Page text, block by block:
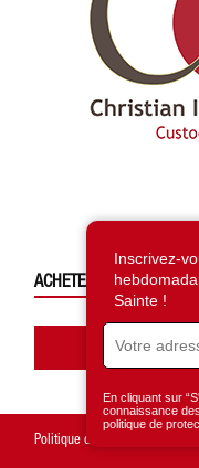
ACHETEZ CE NUMÉRO
Inscrivez-
Sainte !
En cliquant sur
connaissance
politique de
Politique de confidentialité